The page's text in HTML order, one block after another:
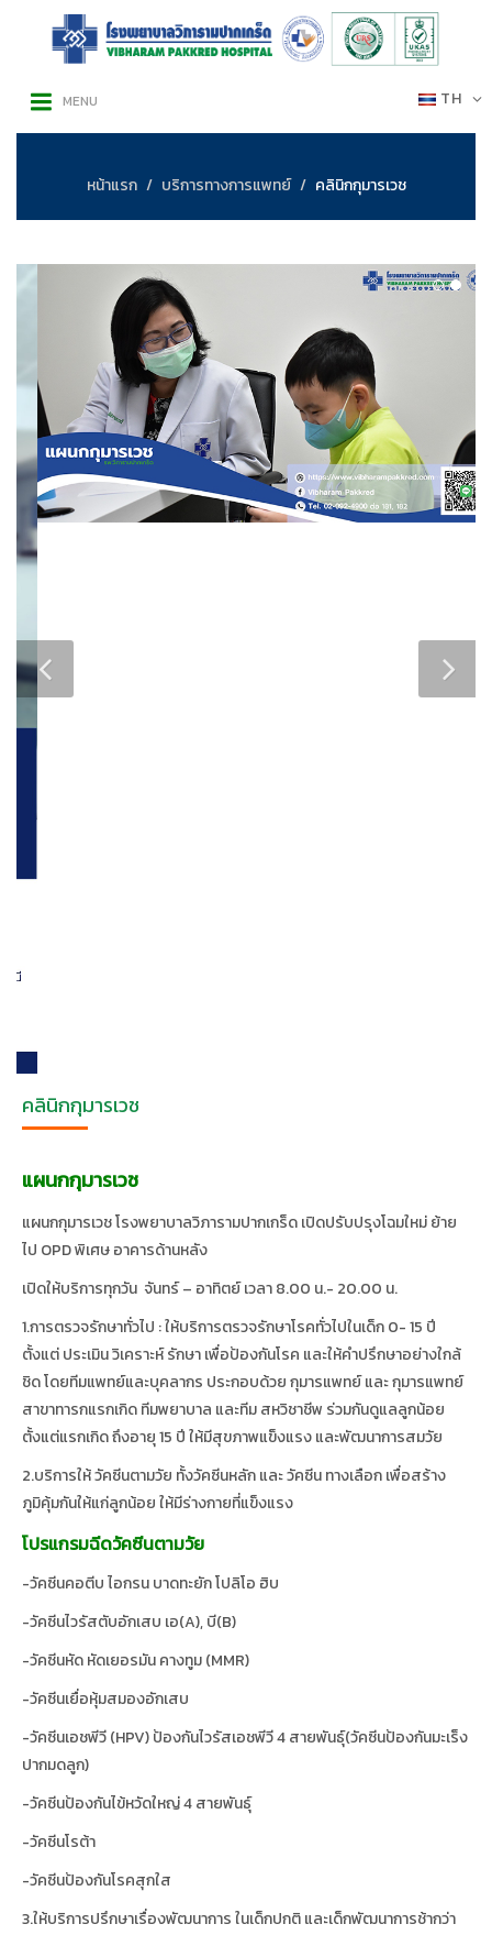
TH
MENU
หน้าแรก บริการทางการแพทย์ คลินิกกุมารเวช
แผนกกุมารเวช
แผนกกุมารเวช โรงพยาบาลวิภารามปากเกร็ด เปิดปรับปรุงโฉมใหม่ ย้าย
เปิดให้บริการทุกวัน จันทร์ – อาทิตย์ เวลา 8.00 น.- 20.00 น.
1.การตรวจรักษาทั่วไป : ให้บริการตรวจรักษาโรคทั่วไปในเด็ก 0- 15 ปี
ตั้งแต่ ประเมิน วิเคราะห์ รักษา เพื่อป้องกันโรค และให้คำปรึกษาอย่างใกล้
ชิด โดยทีมแพทย์และบุคลากร ประกอบด้วย กุมารแพทย์ และ กุมารแพทย์
สาขาทารกแรกเกิด ทีมพยาบาล และทีม สหวิชาชีพ ร่วมกันดูแลลูกน้อย
ตั้งแต่แรกเกิด ถึงอายุ 15 ปี ให้มีสุขภาพแข็งแรง และพัฒนาการสมวัย
2.บริการให้ วัคซีนตามวัย ทั้งวัคซีนหลัก และ วัคซีน ทางเลือก เพื่อสร้าง
ภูมิคุ้มกันให้แก่ลูกน้อย ให้มีร่างกายที่แข็งแรง
โปรแกรมฉีดวัคซีนตามวัย
-วัคซีนคอตีบ ไอกรน บาดทะยัก โปลิโอ ฮิบ
-วัคซีนไวรัสตับอักเสบ เอ(A), บี(B)
-วัคซีนหัด หัดเยอรมัน คางทูม (MMR)
-วัคซีนเยื่อหุ้มสมองอักเสบ
-วัคซีนเอชพีวี (HPV) ป้องกันไวรัสเอชพีวี 4 สายพันธุ์(วัคซีนป้องกันมะเร็ง
ปากมดลูก)
-วัคซีนป้องกันไข้หวัดใหญ่ 4 สายพันธุ์
-วัคซีนโรต้า
-วัคซีนป้องกันโรคสุกใส
3.ให้บริการปรึกษาเรื่องพัฒนาการ ในเด็กปกติ และเด็กพัฒนาการช้ากว่า
วัย
ตารางออกตรวจกุมารแพทย์